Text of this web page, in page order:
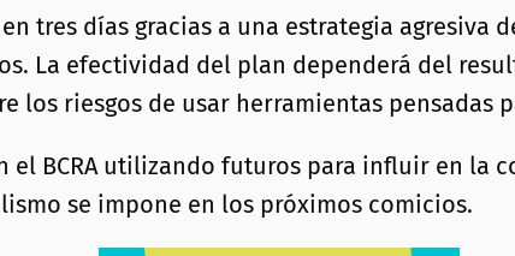
tres días gracias a una estrategia agresiva
La efectividad del plan dependerá del
los riesgos de usar herramientas pensadas
el BCRA utilizando futuros para influir en la
se impone en los próximos comicios.